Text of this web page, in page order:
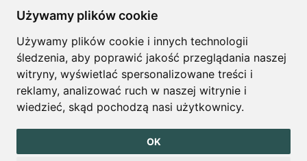
Używamy plików cookie
Używamy plików cookie i innych technologii
śledzenia, aby poprawić jakość przeglądania naszej
witryny, wyświetlać spersonalizowane treści i
reklamy, analizować ruch w naszej witrynie i
wiedzieć, skąd pochodzą nasi użytkownicy.
OK
Regulamin
design byIgor Chudy